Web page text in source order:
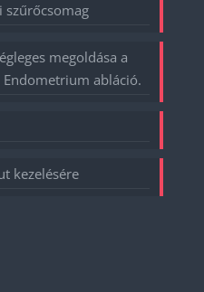
szűrőcsomag
megoldása a
abláció.
kezelésére